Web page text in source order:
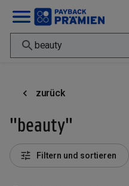
zurück
"beauty"
Filtern und sortieren